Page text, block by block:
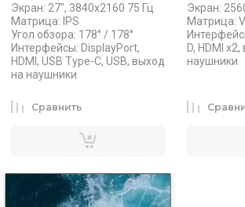
Экран: 27", 3840x2160 75 Гц
Матрица: IPS
Угол обзора: 178° / 178°
Интерфейсы: DisplayPort,
HDMI, USB Type-C, USB, выход
на наушники
Сравнить
Экран:
Матрица:
D, HDMI
наушники